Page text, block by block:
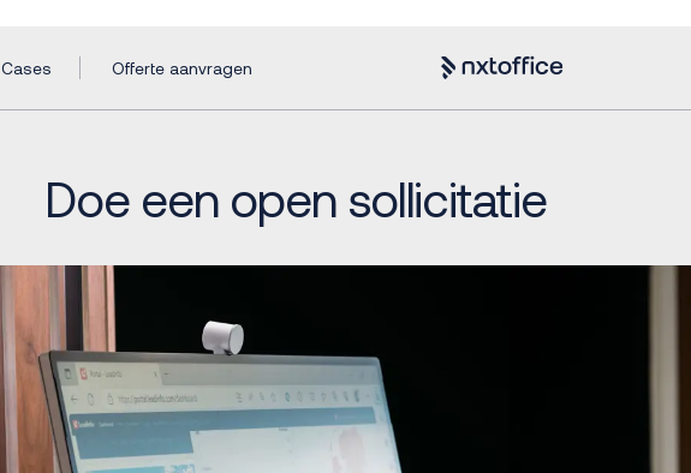
Cases Offerte aanvragen
Doe een open sollicitatie